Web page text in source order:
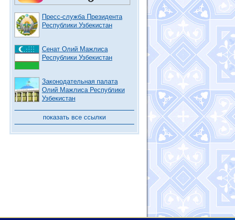
Пресс-служба Президента
Республики Узбекистан
Сенат Олий Мажлиса
Республики Узбекистан
Законодательная палата
Олий Мажлиса Республики
Узбекистан
показать все ссылки